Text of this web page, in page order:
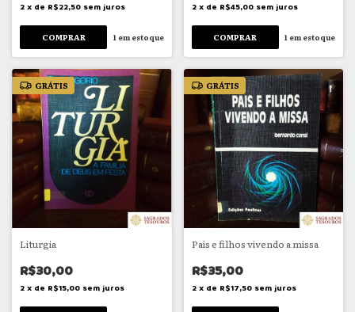
2 x de R$22,50 sem juros
1 em estoque
2 x de R$45,00 sem juros
1 em estoque
GRÁTIS
Liturgia
R$30,00
2 x de R$15,00 sem juros
GRÁTIS
Pais e filhos vivendo a missa
R$35,00
2 x de R$17,50 sem juros